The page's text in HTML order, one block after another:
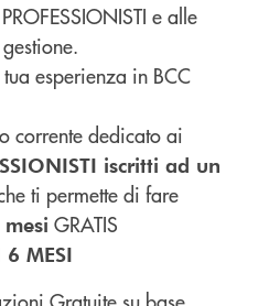
e alle
esperienza in BCC
corrente dedicato ai
iscritti ad un
ti permette di fare
mesi GRATIS
6 MESI